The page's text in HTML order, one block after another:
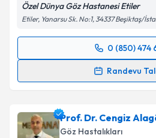
Metni'ni okudum ve
kapsamda işlenmesini
Takvim
Özel Dünya Göz Hastanesi Etiler
Etiler, Yanarsu Sk. No:1, 34337 Beşiktaş/
0 (850) 474
Randevu
Randevu Takvimi Talebi
için bir takvim hazırlandığında
bilgilendireceğiz.
Prof. Dr. Cengiz
Göz Hastalıkları